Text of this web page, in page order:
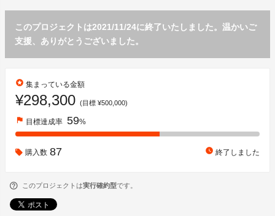
このプロジェクトは2021/11/24に終了いたしました。温かいご
支援、ありがとうございました。
stars 集まっている金額
¥298,300 (目標 ¥500,000)
flag 目標達成率 59%
購入数 87 watch_later 終了しました
このプロジェクトは実行確約型です。